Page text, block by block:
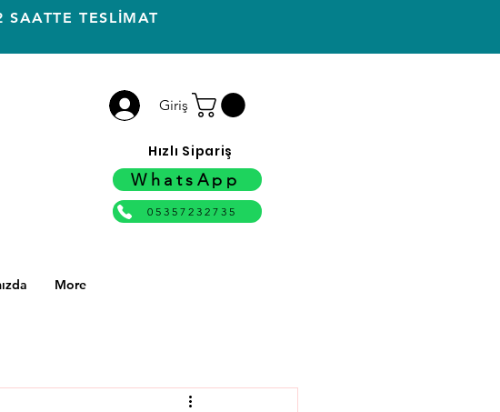
TESLİMAT
Giriş
Hızlı Sipariş
WhatsApp
05357232735
More